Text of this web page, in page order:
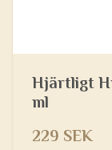
Hjärtligt
ml
229 SEK